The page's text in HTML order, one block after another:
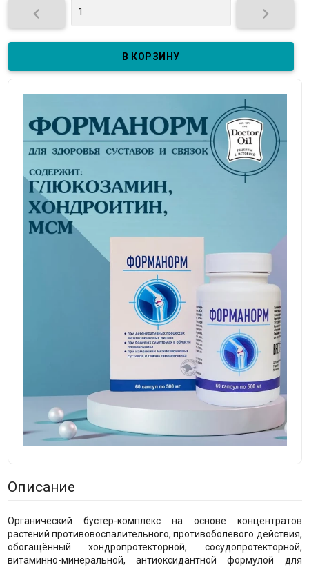
 
Описание
Органический бустер-комплекс на основе концентратов
растений противовоспалительного, противоболевого действия,
обогащённый хондропротекторной, сосудопротекторной,
витаминно-минеральной, антиоксидантной формулой для